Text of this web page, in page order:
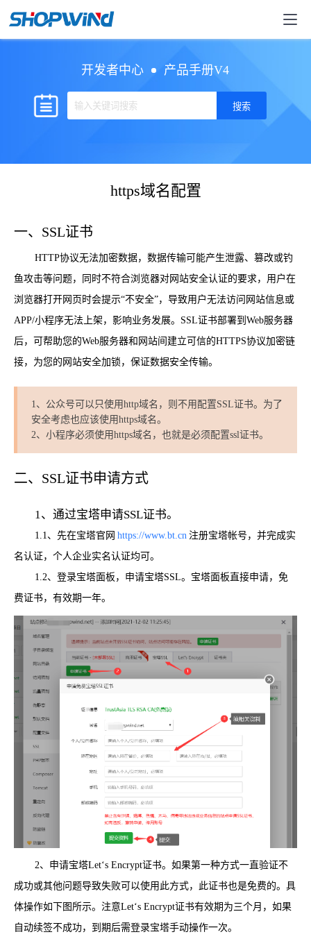
开发者中心 产品手册V4
https域名配置
一、SSL证书
HTTP协议无法加密数据，数据传输可能产生泄露、篡改或钓
鱼攻击等问题，同时不符合浏览器对网站安全认证的要求，用户在
浏览器打开网页时会提示“不安全”，导致用户无法访问网站信息或
APP/小程序无法上架，影响业务发展。SSL证书部署到Web服务器
后，可帮助您的Web服务器和网站间建立可信的HTTPS协议加密链
接，为您的网站安全加锁，保证数据安全传输。
1、公众号可以只使用http域名，则不用配置SSL证书。为了
安全考虑也应该使用https域名。
2、小程序必须使用https域名，也就是必须配置ssl证书。
二、SSL证书申请方式
1、通过宝塔申请SSL证书。
1.1、先在宝塔官网 https://www.bt.cn 注册宝塔帐号，并完成实
名认证，个人企业实名认证均可。
1.2、登录宝塔面板，申请宝塔SSL。宝塔面板直接申请，免
费证书，有效期一年。
2、申请宝塔Let‘s Encrypt证书。如果第一种方式一直验证不
成功或其他问题导致失败可以使用此方式，此证书也是免费的。具
体操作如下图所示。注意Let‘s Encrypt证书有效期为三个月，如果
自动续签不成功，到期后需登录宝塔手动操作一次。